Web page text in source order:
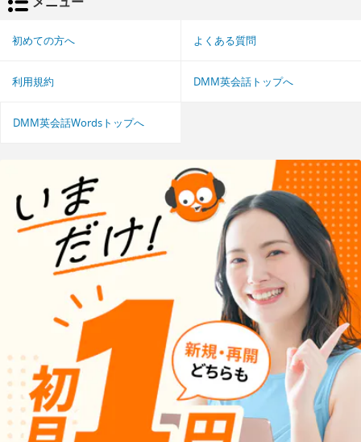
初めての方へ よくある質問
利用規約 DMM英会話トップへ
DMM英会話Wordsトップへ